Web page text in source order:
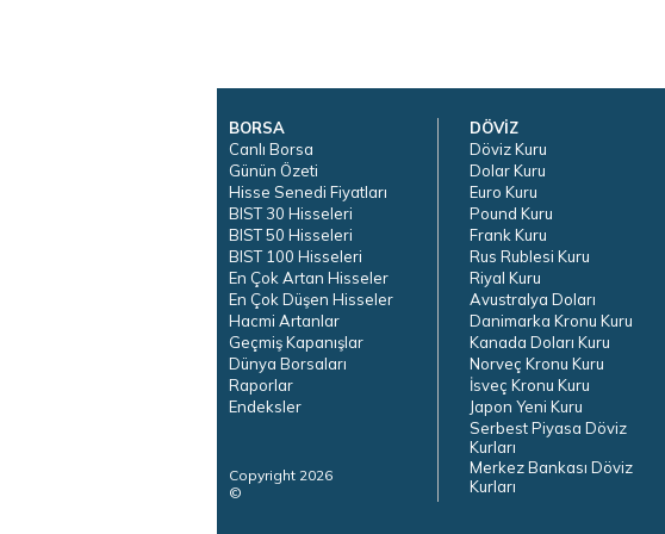
BORSA
Canlı Borsa
Günün Özeti
Hisse Senedi Fiyatları
BIST 30 Hisseleri
BIST 50 Hisseleri
BIST 100 Hisseleri
En Çok Artan Hisseler
En Çok Düşen Hisseler
Hacmi Artanlar
Geçmiş Kapanışlar
Dünya Borsaları
Raporlar
Endeksler
Copyright 2026
©
DÖVİZ
Döviz Kuru
Dolar Kuru
Euro Kuru
Pound Kuru
Frank Kuru
Rus Rublesi Kuru
Riyal Kuru
Avustralya Doları
Danimarka Kronu Kuru
Kanada Doları Kuru
Norveç Kronu Kuru
İsveç Kronu Kuru
Japon Yeni Kuru
Serbest Piyasa Döviz
Kurları
Merkez Bankası Döviz
Kurları